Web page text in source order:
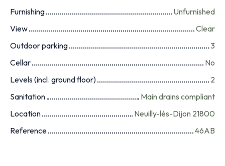
Furnishing
Unfurnished
View
Clear
Outdoor parking
3
Cellar
No
Levels (incl. ground floor)
2
Sanitation
Main drains compliant
Location
Neuilly-lès-Dijon 21800
Reference
46AB